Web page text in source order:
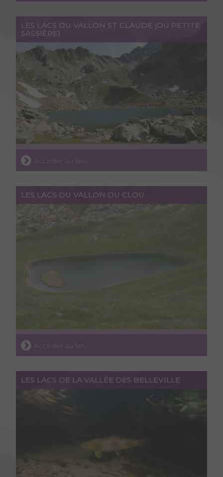
LES LACS DU VALLON ST CLAUDE (OU PETITE
SASSIÈRE)
Accéder au lieu
LES LACS DU VALLON DU CLOU
Accéder au lieu
LES LACS DE LA VALLÉE DES BELLEVILLE